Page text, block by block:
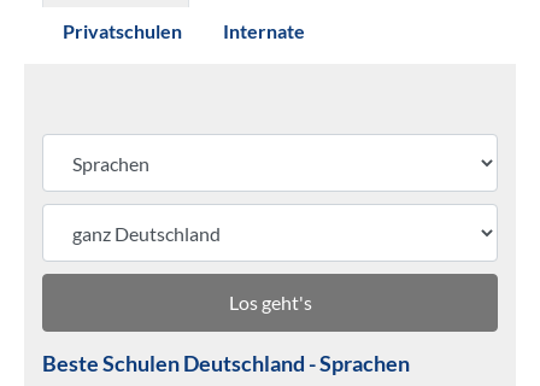
Privatschulen Internate
Los geht's
Beste Schulen Deutschland - Sprachen